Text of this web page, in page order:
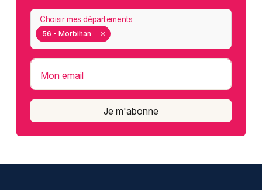
56 - Morbihan
Choisir mes départements
Mon email
Je m'abonne